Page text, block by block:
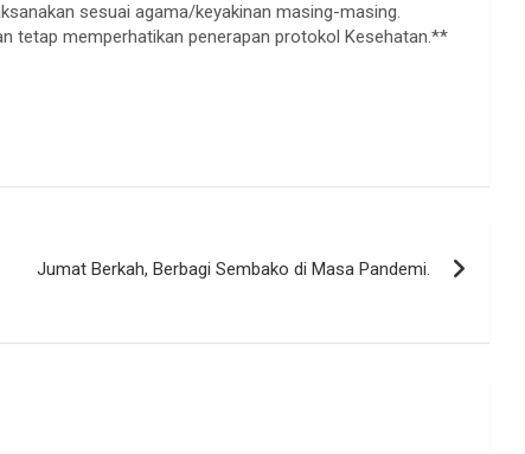
sesuai agama/keyakinan masing-masing.
tetap memperhatikan penerapan protokol Kesehatan.**
Jumat Berkah, Berbagi Sembako di Masa Pandemi.